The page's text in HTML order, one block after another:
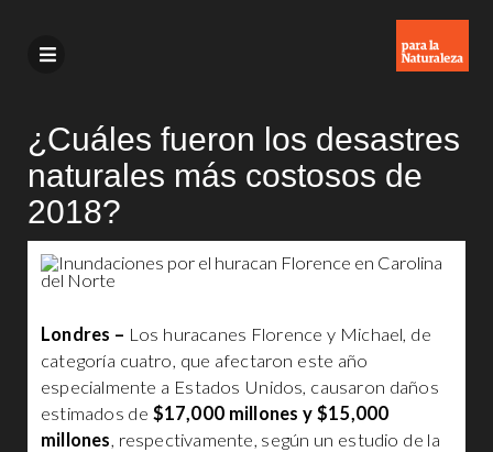
¿Cuáles fueron los desastres
naturales más costosos de
2018?
Londres – Los huracanes Florence y Michael, de
categoría cuatro, que afectaron este año
especialmente a Estados Unidos, causaron daños
estimados de $17,000 millones y $15,000
millones, respectivamente, según un estudio de la